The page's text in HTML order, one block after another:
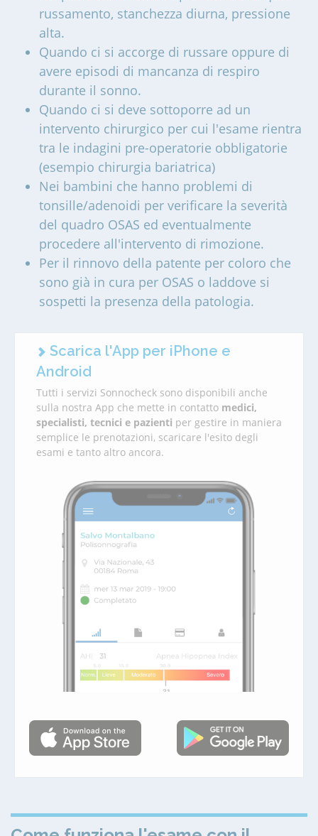
russamento, stanchezza diurna, pressione
alta.
Quando ci si accorge di russare oppure di
avere episodi di mancanza di respiro
durante il sonno.
Quando ci si deve sottoporre ad un
intervento chirurgico per cui l'esame rientra
tra le indagini pre-operatorie obbligatorie
(esempio chirurgia bariatrica)
Nei bambini che hanno problemi di
tonsille/adenoidi per verificare la severità
del quadro OSAS ed eventualmente
procedere all'intervento di rimozione.
Per il rinnovo della patente per coloro che
sono già in cura per OSAS o laddove si
sospetti la presenza della patologia.
Scarica l'App per iPhone e
Android
Tutti i servizi Sonnocheck sono disponibili anche
sulla nostra App che mette in contatto medici,
specialisti, tecnici e pazienti per gestire in maniera
semplice le prenotazioni, scaricare l'esito degli
esami e tanto altro ancora.